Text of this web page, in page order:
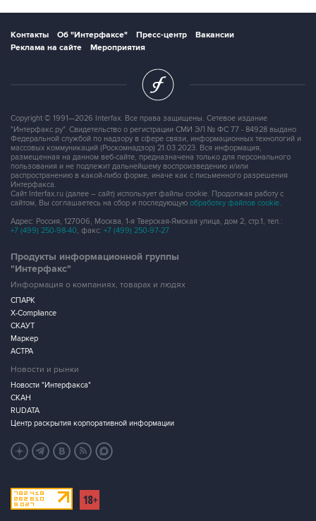
Контакты Об "Интерфаксе" Пресс-центр
Вакансии
Реклама на сайте
Мероприятия
Copyright © 1991—2026 Interfax. Все права защищены. Сетевое издание
"Интерфакс.ру". Свидетельство о регистрации СМИ ЭЛ № ФС 77 - 84928 выдано
Федеральной службой по надзору в сфере связи, информационных технологий и
массовых коммуникаций (Роскомнадзор) 21.03.2023. Вся информация,
размещенная на данном веб-сайте, предназначена только для персонального
пользования и не подлежит дальнейшему воспроизведению и/или
распространению в какой-либо форме, иначе как с письменного разрешения
Интерфакса.
Сайт Interfax.ru (далее – сайт) использует файлы cookie. Продолжая работу с
сайтом, Вы соглашаетесь на сбор и последующую обработку файлов cookie.
Адрес: Россия, 127006, Москва, 1-я Тверская-Ямская улица, дом 2, стр.1, тел.:
+7 (499) 250-98-40, факс: +7 (499) 250-97-27
Продукты информационной группы
"Интерфакс"
Информация о компаниях, товарах и людях
СПАРК
X-Compliance
СКАУТ
Маркер
АСТРА
Новости и рынки
Новости "Интерфакса"
СКАН
RUDATA
Центр раскрытия корпоративной информации